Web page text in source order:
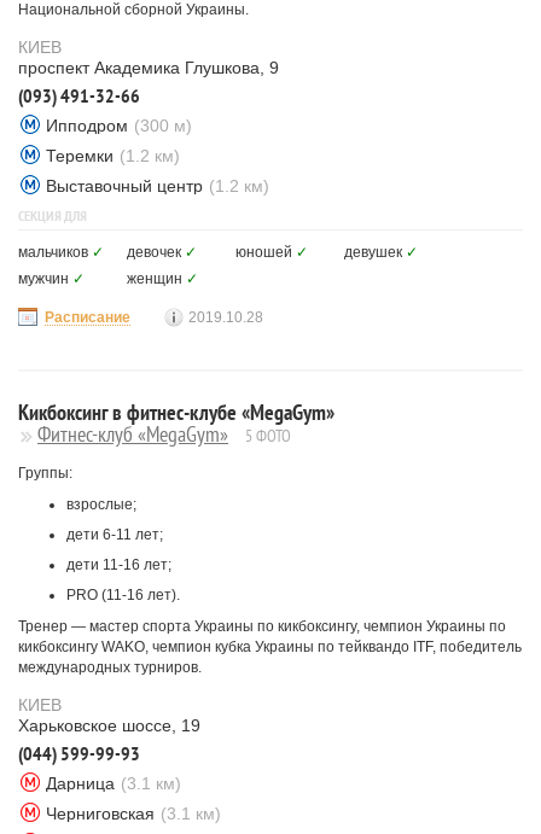
Национальной сборной Украины.
КИЕВ
проспект Академика Глушкова, 9
(093) 491-32-66
Ипподром (300 м)
Теремки (1.2 км)
Выставочный центр (1.2 км)
СЕКЦИЯ ДЛЯ
мальчиков ✓ девочек ✓ юношей ✓ девушек ✓
мужчин ✓ женщин ✓
Расписание 2019.10.28
Кикбоксинг в фитнес-клубе «MegaGym»
Фитнес-клуб «MegaGym» 5 ФОТО
Группы:
взрослые;
дети 6-11 лет;
дети 11-16 лет;
PRO (11-16 лет).
Тренер — мастер спорта Украины по кикбоксингу, чемпион Украины по
кикбоксингу WAKO, чемпион кубка Украины по тейквандо ITF, победитель
международных турниров.
КИЕВ
Харьковское шоссе, 19
(044) 599-99-93
Дарница (3.1 км)
Черниговская (3.1 км)